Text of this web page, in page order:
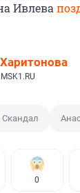
Ивлева
Скандал
0